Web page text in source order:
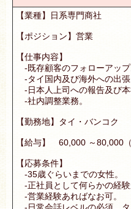
【業種】日系専門商社
【ポジション】営業
【仕事内容】
‐既存顧客のフォローアップ
‐タイ国内及び海外への出張
‐日本人上司への報告及び本
‐社内調整業務。
【勤務地】タイ・バンコク
【給与】 60,000 ～80,000
【応募条件】
-35歳ぐらいまでの女性。
-正社員として何らかの経験
-営業経験あればなお可。